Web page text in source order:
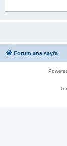
Forum ana sayfa